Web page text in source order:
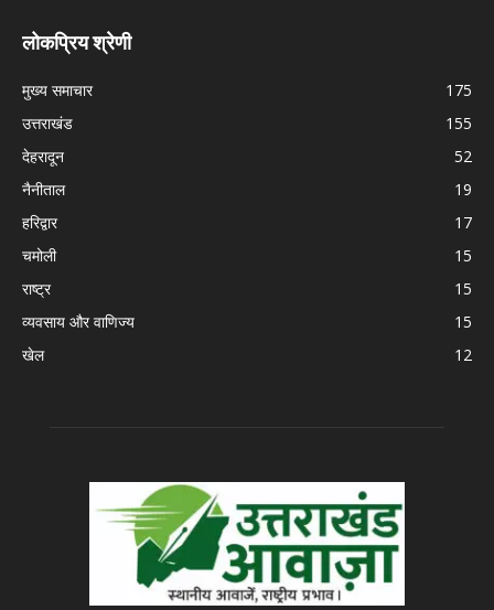
लोकप्रिय श्रेणी
मुख्य समाचार
175
उत्तराखंड
155
देहरादून
52
नैनीताल
19
हरिद्वार
17
चमोली
15
राष्ट्र
15
व्यवसाय और वाणिज्य
15
खेल
12